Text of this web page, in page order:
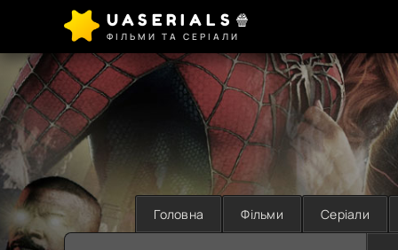
UASERIALS🍿
ФІЛЬМИ ТА СЕРІАЛИ
Головна Фільми Серіали